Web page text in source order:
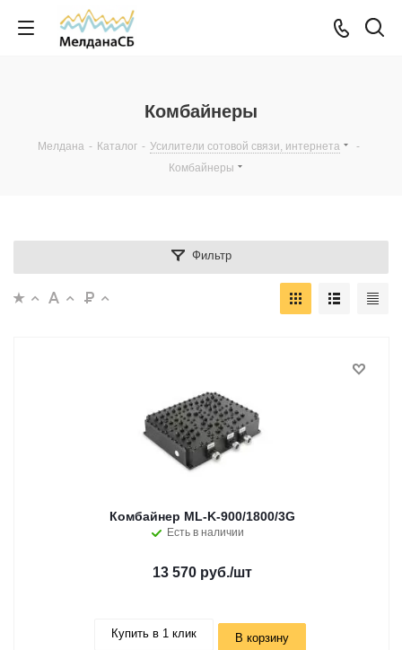
Комбайнеры
Мелдана - Каталог - Усилители сотовой связи, интернета
-
Комбайнеры
Фильтр
Комбайнер ML-K-900/1800/3G
Есть в наличии
13 570 руб./шт
Купить в 1 клик В корзину